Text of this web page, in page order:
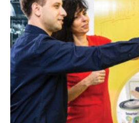
את
האפשרויות
בעמוד
המוצר